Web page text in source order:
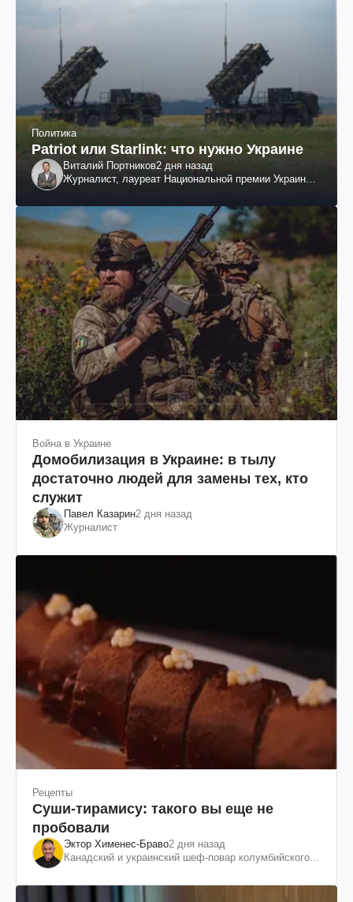
Политика
Patriot или Starlink: что нужно Украине
Виталий Портников2 дня назад
Журналист, лауреат Национальной премии Украины
Война в Украине
Домобилизация в Украине: в тылу
достаточно людей для замены тех, кто
служит
Павел Казарин2 дня назад
Журналист
Рецепты
Суши-тирамису: такого вы еще не
пробовали
Эктор Хименес-Браво2 дня назад
Канадский и украинский шеф-повар колумбийского